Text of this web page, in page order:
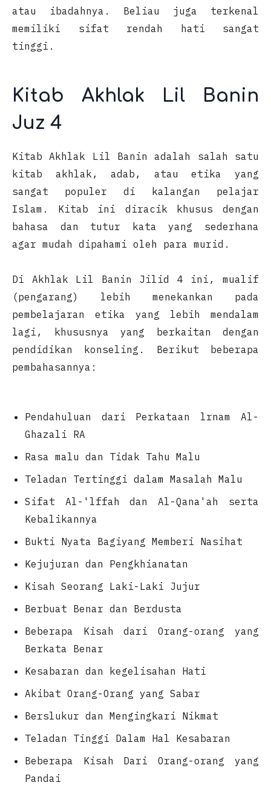
atau ibadahnya. Beliau juga terkenal
memiliki sifat rendah hati sangat
tinggi.
Kitab Akhlak Lil Banin
Juz 4
Kitab Akhlak Lil Banin adalah salah satu
kitab akhlak, adab, atau etika yang
sangat populer di kalangan pelajar
Islam. Kitab ini diracik khusus dengan
bahasa dan tutur kata yang sederhana
agar mudah dipahami oleh para murid.
Di Akhlak Lil Banin Jilid 4 ini, mualif
(pengarang) lebih menekankan pada
pembelajaran etika yang lebih mendalam
lagi, khususnya yang berkaitan dengan
pendidikan konseling. Berikut beberapa
pembahasannya:
Pendahuluan dari Perkataan lrnam Al-
Ghazali RA
Rasa malu dan Tidak Tahu Malu
Teladan Tertinggi dalam Masalah Malu
Sifat Al-'lffah dan Al-Qana'ah serta
Kebalikannya
Bukti Nyata Bagiyang Memberi Nasihat
Kejujuran dan Pengkhianatan
Kisah Seorang Laki-Laki Jujur
Berbuat Benar dan Berdusta
Beberapa Kisah dari Orang-orang yang
Berkata Benar
Kesabaran dan kegelisahan Hati
Akibat Orang-Orang yang Sabar
Berslukur dan Mengingkari Nikmat
Teladan Tinggi Dalam Hal Kesabaran
Beberapa Kisah Dari Orang-orang yang
Pandai